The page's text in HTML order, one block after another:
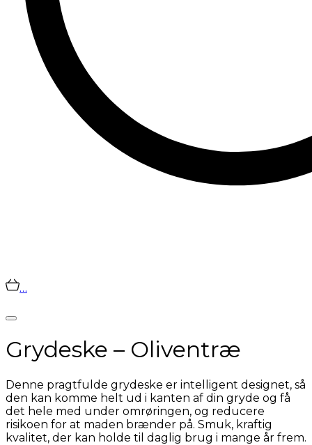
…
Grydeske – Oliventræ
Denne pragtfulde grydeske er intelligent designet, så
den kan komme helt ud i kanten af din gryde og få
det hele med under omrøringen, og reducere
risikoen for at maden brænder på. Smuk, kraftig
kvalitet, der kan holde til daglig brug i mange år frem.